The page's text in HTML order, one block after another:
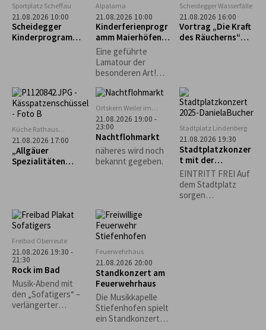
Dr. med. Helga
Wollmerstedt...
Sportplatz Scheffau
21.08.2026 10:00
Scheidegger
Kinderprogramm:
Alpalama
21.08.2026 10:00
Kinderferienprogr
amm Maierhöfen:
Alpalama Familien-
Erlebniszeit
Eine geführte
Lamatour der
besonderen Art!
Familien Pro Familie
60 €.
Scheidegger Wasserfälle
21.08.2026 16:00
Vortrag „Die Kraft
des Räucherns“
Küche Rathaus
Scheidegg
21.08.2026 17:00
„Allgäuer
Spezialitäten
Ortskern Weiler im
Allgäu
21.08.2026 19:00 -
23:00
Nachtflohmarkt
näheres wird noch
bekannt gegeben.
Stadtplatz Lindenberg
21.08.2026 19:30
Stadtplatzkonzer
t mit der
Musikgruppe
"Bährig Böhmisch"
EINTRITT FREI Auf
dem Stadtplatz
sorgen
Freibad Oberreute
21.08.2026 19:30 -
21:30
Rock im Bad
Musik-Abend mit
den „Sofatigers“ –
verlängerter
Feuerwehrhaus
21.08.2026 20:00
Standkonzert am
Feuerwehrhaus
Die Musikkapelle
Stiefenhofen spielt
ein Standkonzert